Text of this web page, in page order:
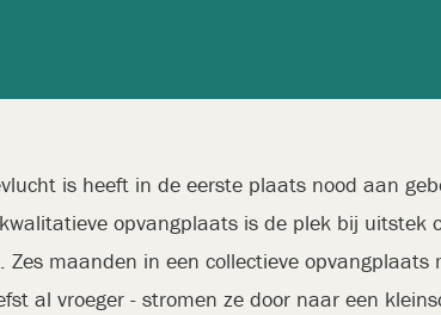
is heeft in de eerste plaats nood aan
opvangplaats is de plek bij uitstek
Zes maanden in een collectieve
al vroeger - stromen ze door naar een